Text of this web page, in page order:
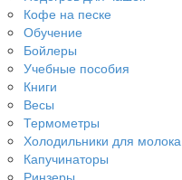
Кофе на песке
Обучение
Бойлеры
Учебные пособия
Книги
Весы
Термометры
Холодильники для молока
Капучинаторы